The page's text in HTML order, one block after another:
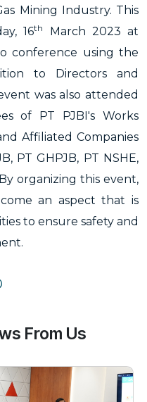
Mining Industry. This
16th
March 2023 at
conference using the
to Directors and
was also attended
of PT PJBI's Works
Affiliated Companies
PT GHPJB, PT NSHE,
organizing this event,
an aspect that is
to ensure safety and
From Us